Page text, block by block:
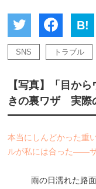
B!
SNS トラブル
【写真】「目か
きの裏ワザ 実際
本当にしんどかった重
ルが私には合った――サ
雨の日濡れた路